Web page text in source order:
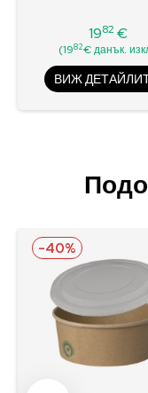
Цена
1982 €
(1982€ данък.
ВИЖ
-40%